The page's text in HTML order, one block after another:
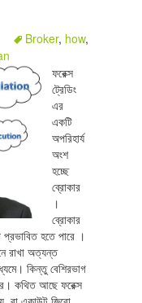
Broker, how,
ফরেক্স
ট্রেডিং
এর
একটি
অপরিহার্য
অংশ
হচ্ছে
ব্রোকার
।
ব্রোকার
হতে পারে ।
রাখা অত্যন্ত
কিন্তু বেশিরভাগ
কথিত আছে ফরেক্স